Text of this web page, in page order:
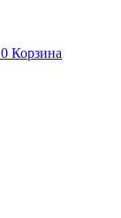
0 Корзина